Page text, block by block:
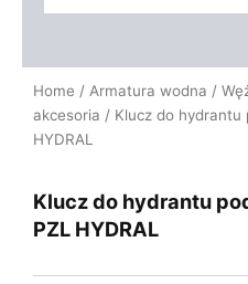
Home / Armatura wodna /
akcesoria / Klucz do hydrantu
HYDRAL
Klucz do hydrantu
PZL HYDRAL